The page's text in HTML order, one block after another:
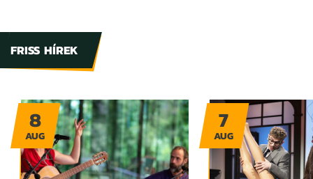
FRISS HÍREK
8
AUG
7
AUG